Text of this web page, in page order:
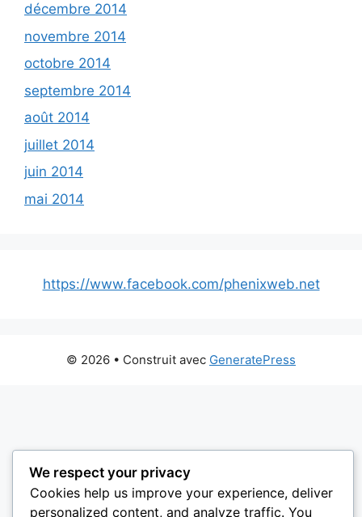
décembre 2014
novembre 2014
octobre 2014
septembre 2014
août 2014
juillet 2014
juin 2014
mai 2014
https://www.facebook.com/phenixweb.net
© 2026 • Construit avec GeneratePress
We respect your privacy
Cookies help us improve your experience, deliver
personalized content, and analyze traffic. You